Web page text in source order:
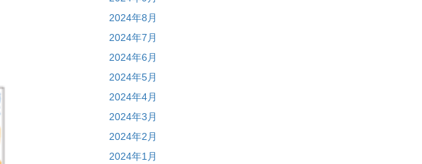
2024年8月
2024年7月
2024年6月
2024年5月
2024年4月
2024年3月
2024年2月
2024年1月